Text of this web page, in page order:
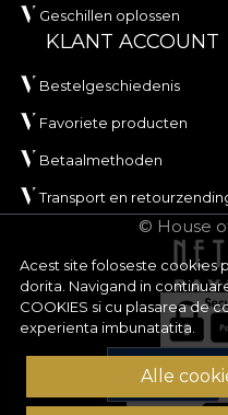
Acest site foloseste cookies
dorita. Navigand in
COOKIES si cu plasarea de
experienta imbunatatita.
Alle
Geschillen oplossen
KLANT ACCOUNT
Bestelgeschiedenis
Favoriete producten
Betaalmethoden
Transport en
© House